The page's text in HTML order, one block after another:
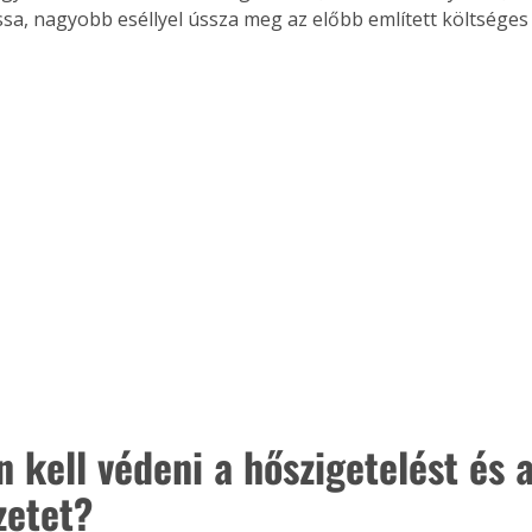
Gyógyító növények: a
természet kincsei az
nagyobb eséllyel ússza meg az előbb említett
kell védeni a hőszigetelést és a